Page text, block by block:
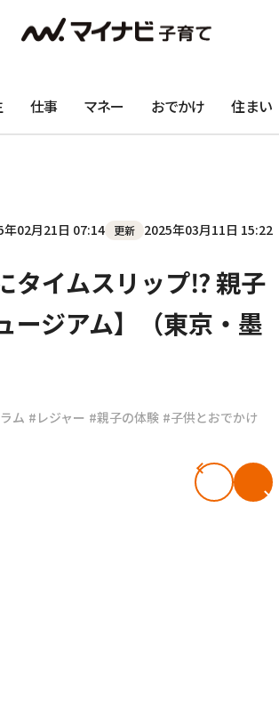
仕事 マネー おでかけ 住まい
年02月21日 07:14 更新 2025年03月11日 15:22
タイムスリップ⁉ 親子
ージアム】（東京・墨
ム #レジャー #親子の体験 #子供とおでかけ